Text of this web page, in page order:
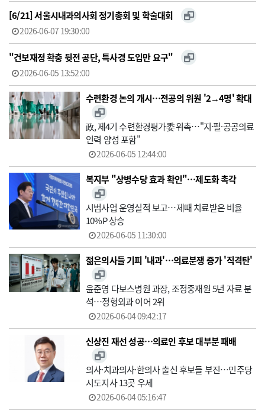
[6/21] 서울시내과의사회 정기총회 및 학술대회
2026-06-07 19:30:00
"건보재정 확충 뒷전 공단, 특사경 도입만 요구"
2026-06-05 13:52:00
수련환경 논의 개시…전공의 위원 '2→4명' 확대
政, 제4기 수련환경평가委 위촉…"지·필·공공의료
인력 양성 포함"
2026-06-05 12:44:00
복지부 "상병수당 효과 확인"…제도화 촉각
시범사업 운영실적 보고…제때 치료받은 비율
10%P 상승
2026-06-05 11:30:00
젊은의사들 기피 '내과'…의료분쟁 증가 '직격탄'
윤준영 다보스병원 과장, 조정중재원 5년 자료 분
석…정형외과 이어 2위
2026-06-04 09:42:17
신상진 재선 성공…의료인 후보 대부분 패배
의사·치과의사·한의사 출신 후보들 부진…민주당
시도지사 13곳 우세
2026-06-04 05:16:47